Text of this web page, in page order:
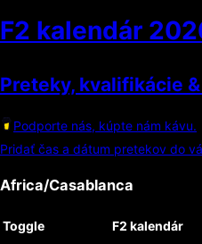
F2 kalendár
Preteky, kvalifikácie
Podporte nás, kúpte nám kávu.
Pridať čas a dátum pretekov do
Africa/Casablanca
Toggle F2 kalendár